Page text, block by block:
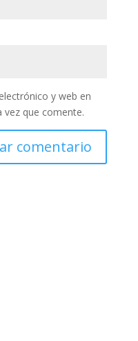
y web en
vez que comente.